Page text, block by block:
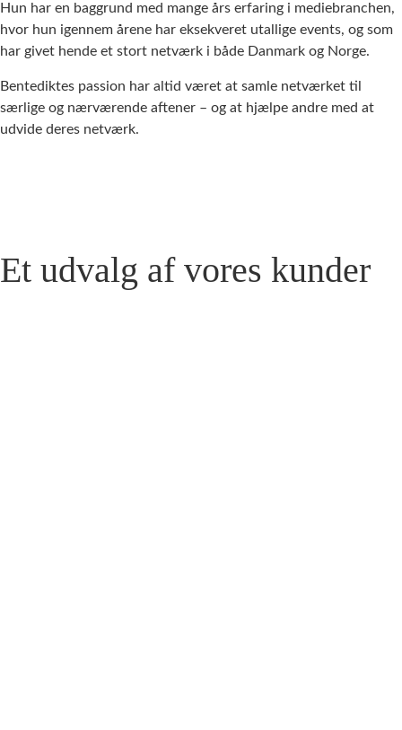
Hun har en baggrund med mange års erfaring i mediebranchen,
hvor hun igennem årene har eksekveret utallige events, og som
har givet hende et stort netværk i både Danmark og Norge.
Bentediktes passion har altid været at samle netværket til
særlige og nærværende aftener – og at hjælpe andre med at
udvide deres netværk.
Et udvalg af vores kunder